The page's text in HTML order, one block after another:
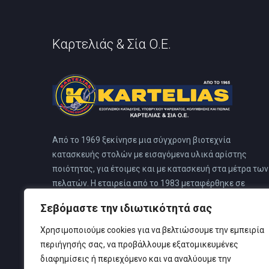
Σεβόμαστε την ιδιωτικότητά σας
Χρησιμοποιούμε cookies για να βελτιώσουμε την εμπειρία
περιήγησής σας, να προβάλλουμε εξατομικευμένες
διαφημίσεις ή περιεχόμενο και να αναλύουμε την
Καρτελιάς & Σία Ο.Ε.
Από το 1969 ξεκίνησε μια σύγχρονη βιοτεχνία
κατασκευής στολών με εισαγόμενα υλικά αρίστης
ποιότητας, για έτοιμες και με κατασκευή στα μέτρα των
πελατών. Η εταιρεία από το 1983 μεταφέρθηκε σε
προσχεδιάστηκε για ειδικό κέντρο κατάδυσης, για να
καλύπτει όλες τις ανάγκες των πελατών του, όπου και
στεγάζονται όλες οι δραστηριότητες της εταιρείας.